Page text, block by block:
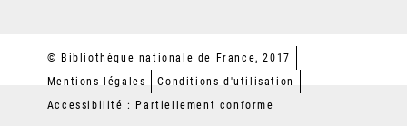
© Bibliothèque nationale de France, 2017
Mentions légales
Conditions d'utilisation
Accessibilité : Partiellement conforme